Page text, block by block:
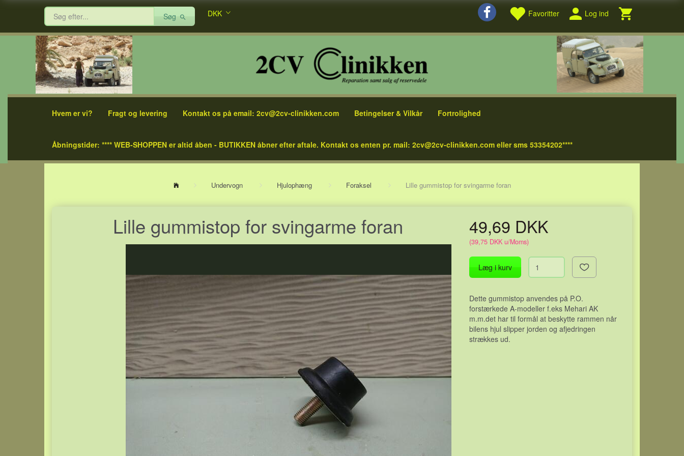
Favoritter Log ind
Søg DKK
Hvem er vi? Fragt og levering Kontakt os på email: 2cv@2cv-clinikken.com Betingelser & Vilkår Fortrolighed
Åbningstider: **** WEB-SHOPPEN er altid åben - BUTIKKEN åbner efter aftale. Kontakt os enten pr. mail: 2cv@2cv-clinikken.com eller sms 53354202****
Undervogn Hjulophæng Foraksel Lille gummistop for svingarme foran
Lille gummistop for svingarme foran 49,69 DKK
(39,75 DKK u/Moms)
Læg i kurv
Dette gummistop anvendes på P.O.
forstærkede A-modeller f.eks Mehari AK
m.m.det har til formål at beskytte rammen når
bilens hjul slipper jorden og afjedringen
strækkes ud.